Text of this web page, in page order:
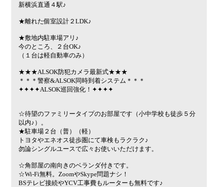
新横浜直通４駅♪
★離れた個室設計２LDK♪
★敷地内駐車場アリ♪
今のところ、２台OK♪
（１台は軽自動車のみ）
★★★ALSOK防犯カメラ最新式★★★
＊＊＊警察&ALSOK同時到着システム＊＊＊
✦✦✦✦ALSOK巡回強化！✦✦✦✦
☆待望のファミリータイプのお部屋です（小中学校も徒歩５分
以内♪）。
★駐車場２台（普）（軽）
トヨタやエネオス徒歩圏にて車検もラクラク♪
勿論シングルユースで広々お使いいただけます。
☆角部屋の南向きのベランダ付きです。
☆Wi-Fi無料。ZoomやSkype問題ナシ！
BSテレビ接続やYCV工事費もルーターも無料です♪